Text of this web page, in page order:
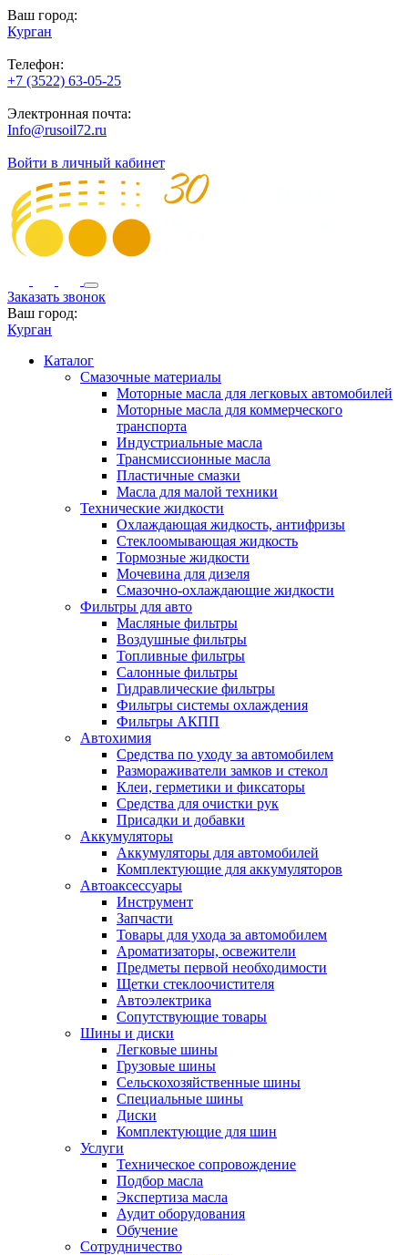
Ваш город:
Курган
Телефон:
+7 (3522) 63-05-25
Электронная почта:
Info@rusoil72.ru
Войти в личный кабинет
Заказать звонок
Ваш город:
Курган
Каталог
Смазочные материалы
Моторные масла для легковых автомобилей
Моторные масла для коммерческого
транспорта
Индустриальные масла
Трансмиссионные масла
Пластичные смазки
Масла для малой техники
Технические жидкости
Охлаждающая жидкость, антифризы
Стеклоомывающая жидкость
Тормозные жидкости
Мочевина для дизеля
Смазочно-охлаждающие жидкости
Фильтры для авто
Масляные фильтры
Воздушные фильтры
Топливные фильтры
Салонные фильтры
Гидравлические фильтры
Фильтры системы охлаждения
Фильтры АКПП
Автохимия
Средства по уходу за автомобилем
Размораживатели замков и стекол
Клеи, герметики и фиксаторы
Средства для очистки рук
Присадки и добавки
Аккумуляторы
Аккумуляторы для автомобилей
Комплектующие для аккумуляторов
Автоаксессуары
Инструмент
Запчасти
Товары для ухода за автомобилем
Ароматизаторы, освежители
Предметы первой необходимости
Щетки стеклоочистителя
Автоэлектрика
Сопутствующие товары
Шины и диски
Легковые шины
Грузовые шины
Сельскохозяйственные шины
Специальные шины
Диски
Комплектующие для шин
Услуги
Техническое сопровождение
Подбор масла
Экспертиза масла
Аудит оборудования
Обучение
Сотрудничество